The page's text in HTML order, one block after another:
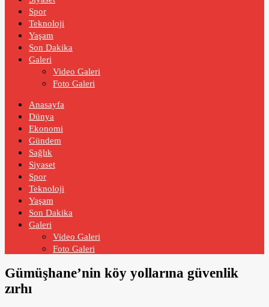
Spor
Teknoloji
Yaşam
Son Dakika
Galeri
Video Galeri
Foto Galeri
Anasayfa
Dünya
Ekonomi
Gündem
Sağlık
Siyaset
Spor
Teknoloji
Yaşam
Son Dakika
Galeri
Video Galeri
Foto Galeri
Gümüşhane’nin köy yollarına güvenlik
zırhı